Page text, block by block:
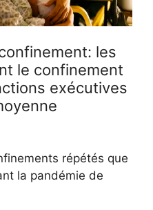
les
le confinement
exécutives
répétés que
la pandémie de